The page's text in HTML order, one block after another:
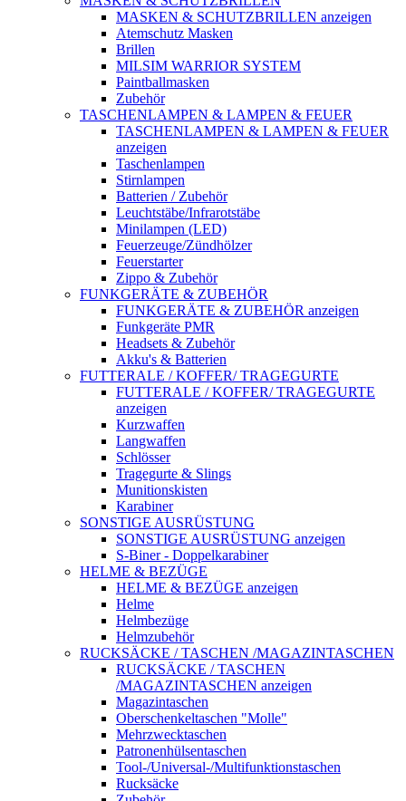
MASKEN & SCHUTZBRILLEN anzeigen
Atemschutz Masken
Brillen
MILSIM WARRIOR SYSTEM
Paintballmasken
Zubehör
TASCHENLAMPEN & LAMPEN & FEUER
TASCHENLAMPEN & LAMPEN & FEUER
anzeigen
Taschenlampen
Stirnlampen
Batterien / Zubehör
Leuchtstäbe/Infrarotstäbe
Minilampen (LED)
Feuerzeuge/Zündhölzer
Feuerstarter
Zippo & Zubehör
FUNKGERÄTE & ZUBEHÖR
FUNKGERÄTE & ZUBEHÖR anzeigen
Funkgeräte PMR
Headsets & Zubehör
Akku's & Batterien
FUTTERALE / KOFFER/ TRAGEGURTE
FUTTERALE / KOFFER/ TRAGEGURTE
anzeigen
Kurzwaffen
Langwaffen
Schlösser
Tragegurte & Slings
Munitionskisten
Karabiner
SONSTIGE AUSRÜSTUNG
SONSTIGE AUSRÜSTUNG anzeigen
S-Biner - Doppelkarabiner
HELME & BEZÜGE
HELME & BEZÜGE anzeigen
Helme
Helmbezüge
Helmzubehör
RUCKSÄCKE / TASCHEN /MAGAZINTASCHEN
RUCKSÄCKE / TASCHEN
/MAGAZINTASCHEN anzeigen
Magazintaschen
Oberschenkeltaschen "Molle"
Mehrzwecktaschen
Patronenhülsentaschen
Tool-/Universal-/Multifunktionstaschen
Rucksäcke